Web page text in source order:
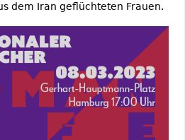
dem Iran geflüchteten Frauen.